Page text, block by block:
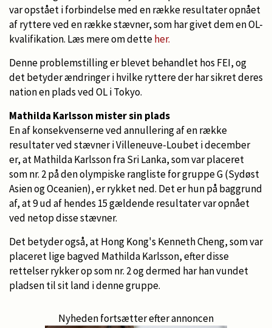
var opstået i forbindelse med en række resultater opnået
af ryttere ved en række stævner, som har givet dem en OL-
kvalifikation. Læs mere om detteher.
Denne problemstilling er blevet behandlet hos FEI, og
det betyder ændringer i hvilke ryttere der har sikret deres
nation en plads ved OL i Tokyo.
Mathilda Karlsson mister sin plads
En af konsekvenserne ved annullering af en række
resultater ved stævner i Villeneuve-Loubet i december
er, at Mathilda Karlsson fra Sri Lanka, som var placeret
som nr. 2 på den olympiske rangliste for gruppe G (Sydøst
Asien og Oceanien), er rykket ned. Det er hun på baggrund
af, at 9 ud af hendes 15 gældende resultater var opnået
ved netop disse stævner.
Det betyder også, at Hong Kong's Kenneth Cheng, som var
placeret lige bagved Mathilda Karlsson, efter disse
rettelser rykker op som nr. 2 og dermed har han vundet
pladsen til sit land i denne gruppe.
Nyheden fortsætter efter annoncen